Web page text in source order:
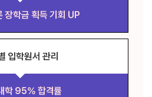
장학금 획득 기회 UP
입학원서 관리
학 95% 합격률